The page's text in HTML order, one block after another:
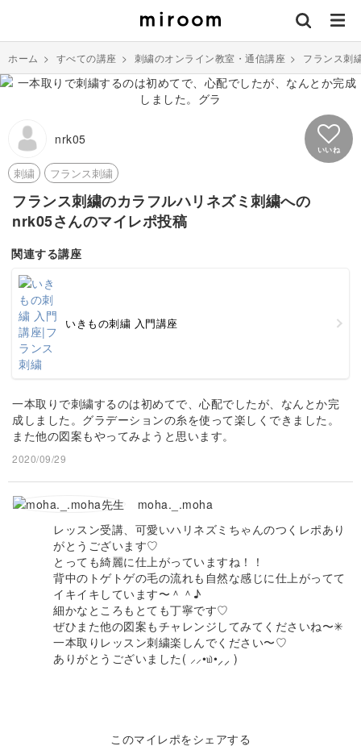
ホーム > すべての講座 > 刺繍のオンライン教室・通信講座 > フランス刺
nrk05
いいね
刺繍 フランス刺繍
フランス刺繍のカラフルハリネズミ刺繍への
nrk05さんのマイレポ投稿
関連する講座
いきもの刺繍 入門講座
一本取りで刺繍するのは初めてで、心配でしたが、なんとか完
成しました。グラデーションの糸を使って楽しくできました。
また他の図案もやってみようと思います。
2020/09/29
moha._.moha
レッスン受講、可愛いハリネズミちゃんのつくレポあり
がとうございます♡
とっても綺麗に仕上がっていますね！！
背中のトゲトゲの毛の流れも自然な感じに仕上がってて
イキイキしています〜＾＾♪
細かなところもとても丁寧です♡
ぜひまた他の図案もチャレンジしてみてくださいね〜✳︎
一本取りレッスン刺繍楽しんでください〜♡
ありがとうございました( ⸝⸝•௰•⸝⸝ )
このマイレポをシェアする